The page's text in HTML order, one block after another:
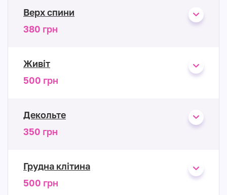
Верх спини
380 грн
Живіт
500 грн
Декольте
350 грн
Грудна клітина
500 грн